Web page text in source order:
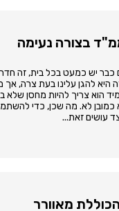
בצורה נעימה
כבר יש כמעט בכל בית, זה
להגן עלינו בעת צרה, אך
הוא צריך להיות מחסן שלא
כמובן לא. מה שכן, כדי
עושים זאת...
מאוורר